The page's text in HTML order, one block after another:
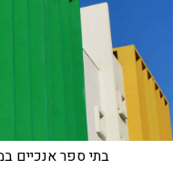
בתי ספר אנכיים